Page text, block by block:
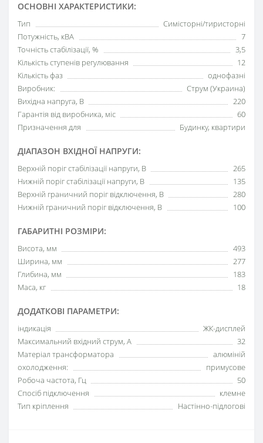
ОСНОВНІ ХАРАКТЕРИСТИКИ:
Тип
Симісторні/тиристорні
Потужність, кВА
7
Точність стабілізації, %
3,5
Кількість ступенів регулювання
12
Кількість фаз
однофазні
Виробник:
Струм (Украина)
Вихідна напруга, В
220
Гарантія від виробника, міс
60
Призначення для
Будинку, квартири
ДІАПАЗОН ВХІДНОЇ НАПРУГИ:
Верхній поріг стабілізації напруги, В
265
Нижній поріг стабілізації напруги, В
135
Верхній граничний поріг відключення, В
280
Нижній граничний поріг відключення, В
100
ГАБАРИТНІ РОЗМІРИ:
Висота, мм
493
Ширина, мм
277
Глибина, мм
183
Маса, кг
18
ДОДАТКОВІ ПАРАМЕТРИ:
індикація
ЖК-дисплей
Максимальний вхідний струм, А
32
Матеріал трансформатора
алюміній
охолодження:
примусове
Робоча частота, Гц
50
Спосіб підключення
клемне
Тип кріплення
Настінно-підлогові